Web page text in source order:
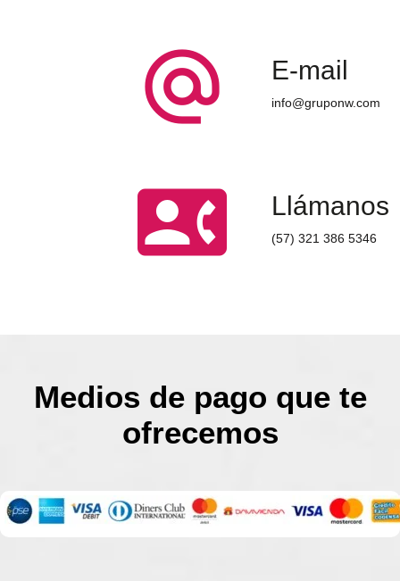
alternate_email E-mail
info@gruponw.com
contact_phone Llámanos
(57) 321 386 5346
Medios de pago que te
ofrecemos